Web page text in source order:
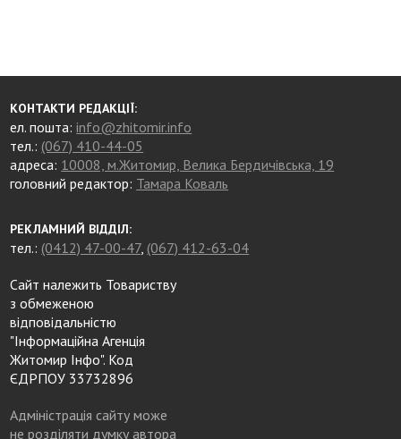
КОНТАКТИ РЕДАКЦІЇ:
ел. пошта:info@zhitomir.info
тел.: (067) 410-44-05
адреса: 10008, м.Житомир, Велика Бердичівська, 19
головний редактор: Тамара Коваль
РЕКЛАМНИЙ ВІДДІЛ:
тел.: (0412) 47-00-47, (067) 412-63-04
Сайт належить Товариству
з обмеженою
відповідальністю
"Інформаційна Агенція
Житомир Інфо". Код
ЄДРПОУ 33732896
Адміністрація сайту може
не розділяти думку автора